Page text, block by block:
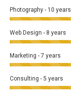
Photography - 10 years
Web Design - 8 years
Marketing - 7 years
Consulting - 5 years